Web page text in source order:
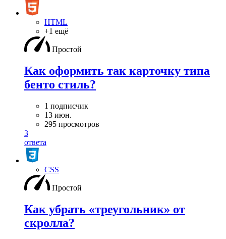
HTML
+1 ещё
Простой
Как оформить так карточку типа
бенто стиль?
1 подписчик
13 июн.
295 просмотров
3
ответа
CSS
Простой
Как убрать «треугольник» от
скролла?